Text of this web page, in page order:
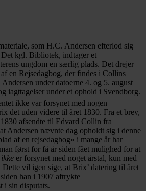
som H.C. Andersen efterlod sig
kgl. Bibliotek, indtager et
ungdom en særlig plads. Det drejer
en Rejsedagbog, der findes i Collins
under datoerne 4. og 5. august
iagttagelser under et ophold i Svendborg.
ikke var forsynet med nogen
det uden videre til året 1830. Fra et brev,
afsendte til Edvard Collin fra
Andersen nævnte dag opholdt sig i denne
af en rejsedagbog« i mange år har
først for få år siden fået mulighed for at
ikke er forsynet med noget årstal, kun med
Dette vil igen sige, at Brix’ datering til året
han i 1907 aftrykte
i sin disputats.